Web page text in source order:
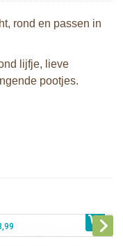
rond en passen in
lijfje, lieve
pootjes.